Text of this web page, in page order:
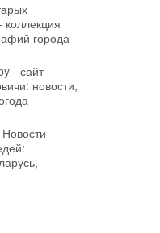
города
- сайт
новости,